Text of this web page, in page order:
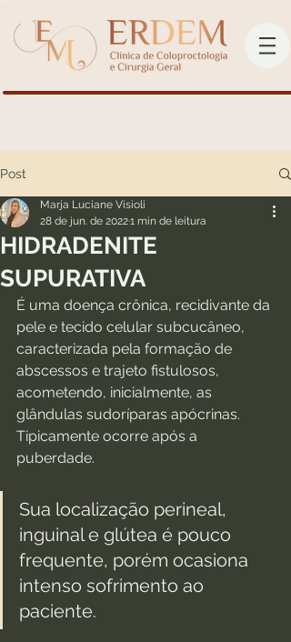
Post
HIDRADENITE
SUPURATIVA
Marja Luciane Visioli
28 de jun. de 20221 min de leitura
É uma doença crônica, recidivante da
pele e tecido celular subcucâneo,
caracterizada pela formação de
abscessos e trajeto fistulosos,
acometendo, inicialmente, as
glândulas sudoríparas apócrinas.
Tipicamente ocorre após a
puberdade.
Sua localização perineal,
inguinal e glútea é pouco
frequente, porém ocasiona
intenso sofrimento ao
paciente.